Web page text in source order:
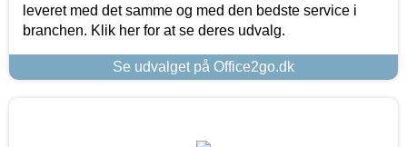
leveret med det samme og med den bedste service i
branchen. Klik her for at se deres udvalg.
Se udvalget på Office2go.dk